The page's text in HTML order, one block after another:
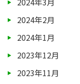
2024年2月
2024年1月
2023年12月
2023年11月